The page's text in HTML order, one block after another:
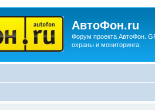
АвтоФон.ru
Форум проекта АвтоФон.
охраны и мониторинга.